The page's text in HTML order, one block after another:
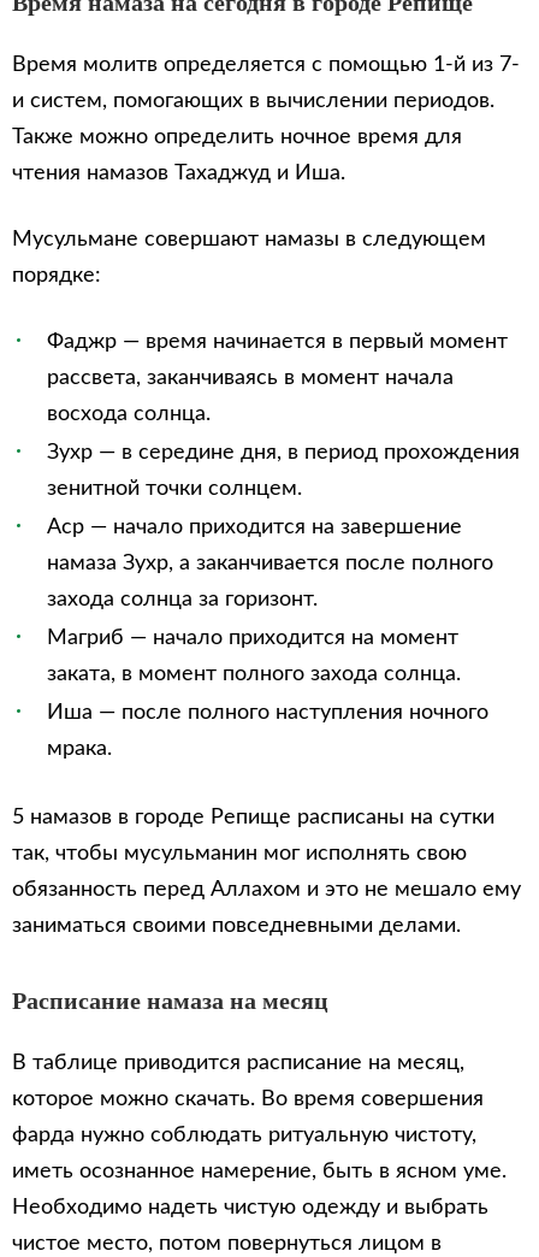
Время молитв определяется с помощью 1-й из 7-
и систем, помогающих в вычислении периодов.
Также можно определить ночное время для
чтения намазов Тахаджуд и Иша.
Мусульмане совершают намазы в следующем
порядке:
Фаджр — время начинается в первый момент
рассвета, заканчиваясь в момент начала
восхода солнца.
Зухр — в середине дня, в период прохождения
зенитной точки солнцем.
Аср — начало приходится на завершение
намаза Зухр, а заканчивается после полного
захода солнца за горизонт.
Магриб — начало приходится на момент
заката, в момент полного захода солнца.
Иша — после полного наступления ночного
мрака.
5 намазов в городе Репище расписаны на сутки
так, чтобы мусульманин мог исполнять свою
обязанность перед Аллахом и это не мешало ему
заниматься своими повседневными делами.
Расписание намаза на месяц
В таблице приводится расписание на месяц,
которое можно скачать. Во время совершения
фарда нужно соблюдать ритуальную чистоту,
иметь осознанное намерение, быть в ясном уме.
Необходимо надеть чистую одежду и выбрать
чистое место, потом повернуться лицом в